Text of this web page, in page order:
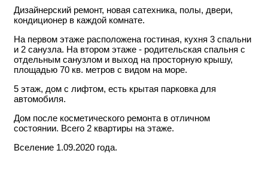
Дизайнерский ремонт, новая сатехника, полы, двери,
кондиционер в каждой комнате.
На первом этаже расположена гостиная, кухня 3 спальни
и 2 санузла. На втором этаже - родительская спальня с
отдельным санузлом и выход на просторную крышу,
площадью 70 кв. метров с видом на море.
5 этаж, дом с лифтом, есть крытая парковка для
автомобиля.
Дом после косметического ремонта в отличном
состоянии. Всего 2 квартиры на этаже.
Вселение 1.09.2020 года.